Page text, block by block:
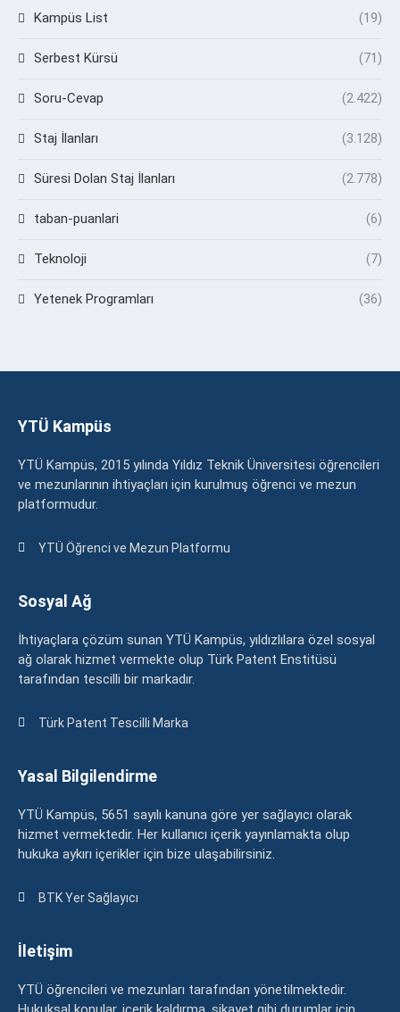
Kampüs List (19)
Serbest Kürsü (71)
Soru-Cevap (2.422)
Staj İlanları (3.128)
Süresi Dolan Staj İlanları (2.778)
taban-puanlari (6)
Teknoloji (7)
Yetenek Programları (36)
YTÜ Kampüs
YTÜ Kampüs, 2015 yılında Yıldız Teknik Üniversitesi öğrencileri
ve mezunlarının ihtiyaçları için kurulmuş öğrenci ve mezun
platformudur.
YTÜ Öğrenci ve Mezun Platformu
Sosyal Ağ
İhtiyaçlara çözüm sunan YTÜ Kampüs, yıldızlılara özel sosyal
ağ olarak hizmet vermekte olup Türk Patent Enstitüsü
tarafından tescilli bir markadır.
Türk Patent Tescilli Marka
Yasal Bilgilendirme
YTÜ Kampüs, 5651 sayılı kanuna göre yer sağlayıcı olarak
hizmet vermektedir. Her kullanıcı içerik yayınlamakta olup
hukuka aykırı içerikler için bize ulaşabilirsiniz.
BTK Yer Sağlayıcı
İletişim
YTÜ öğrencileri ve mezunları tarafından yönetilmektedir.